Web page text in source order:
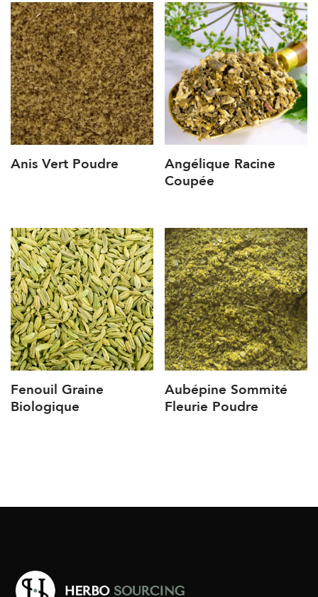
Anis Vert Poudre
Angélique Racine
Coupée
Fenouil Graine
Biologique
Aubépine Sommité
Fleurie Poudre